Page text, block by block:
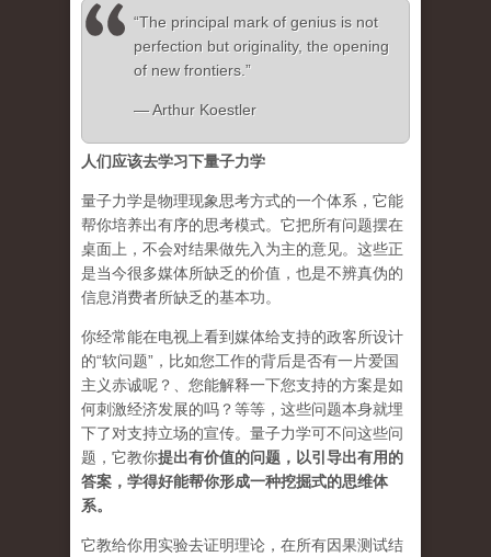
“The principal mark of genius is not
perfection but originality, the opening
of new frontiers.”
― Arthur Koestler
人们应该去学习下量子力学
量子力学是物理现象思考方式的一个体系，它能
帮你培养出有序的思考模式。它把所有问题摆在
桌面上，不会对结果做先入为主的意见。这些正
是当今很多媒体所缺乏的价值，也是不辨真伪的
信息消费者所缺乏的基本功。
你经常能在电视上看到媒体给支持的政客所设计
的“软问题”，比如您工作的背后是否有一片爱国
主义赤诚呢？、您能解释一下您支持的方案是如
何刺激经济发展的吗？等等，这些问题本身就埋
下了对支持立场的宣传。量子力学可不问这些问
题，它教你提出有价值的问题，以引导出有用的
答案，学得好能帮你形成一种挖掘式的思维体
系。
它教给你用实验去证明理论，在所有因果测试结